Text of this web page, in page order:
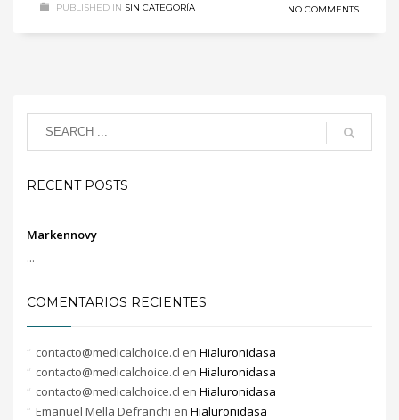
PUBLISHED IN SIN CATEGORÍA NO COMMENTS
RECENT POSTS
Markennovy
...
COMENTARIOS RECIENTES
contacto@medicalchoice.cl en Hialuronidasa
contacto@medicalchoice.cl en Hialuronidasa
contacto@medicalchoice.cl en Hialuronidasa
Emanuel Mella Defranchi en Hialuronidasa